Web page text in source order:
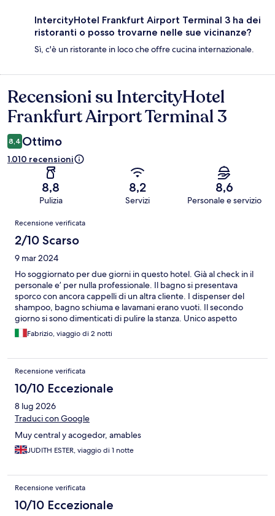
IntercityHotel Frankfurt Airport Terminal 3 ha dei
ristoranti o posso trovarne nelle sue vicinanze?
Sì, c'è un ristorante in loco che offre cucina internazionale.
Recensioni
Recensioni su IntercityHotel
Frankfurt Airport Terminal 3
8,4 Ottimo
1.010 recensioni
8,8
Pulizia
8,2
Servizi
8,6
Personale e servizio
Recensioni
Recensione verificata
2/10 Scarso
9 mar 2024
Ho soggiornato per due giorni in questo hotel. Già al check in il
personale e’ per nulla professionale. Il bagno si presentava
sporco con ancora cappelli di un altra cliente. I dispenser del
shampoo, bagno schiuma e lavamani erano vuoti. Il secondo
giorno si sono dimenticati di pulire la stanza. Unico aspetto
positivo è la navetta gratuita per l’aeroporto.
Fabrizio, viaggio di 2 notti
Recensione verificata
10/10 Eccezionale
8 lug 2026
Traduci con Google
Muy central y acogedor, amables
JUDITH ESTER, viaggio di 1 notte
Recensione verificata
10/10 Eccezionale